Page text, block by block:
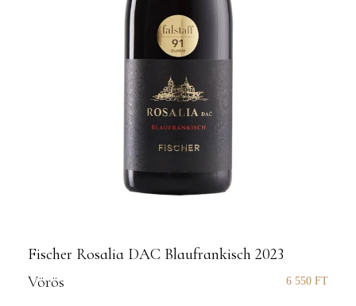
Fischer Rosalia DAC Blaufrankisch 2023
Vörös
6 550 FT